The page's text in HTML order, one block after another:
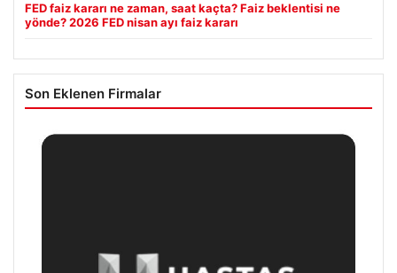
FED faiz kararı ne zaman, saat kaçta? Faiz beklentisi ne
yönde? 2026 FED nisan ayı faiz kararı
Son Eklenen Firmalar